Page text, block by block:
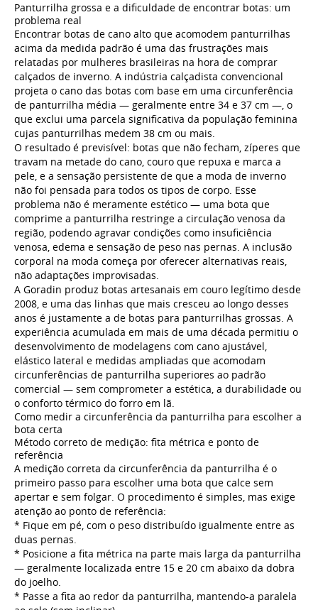
Panturrilha grossa e a dificuldade de encontrar botas: um
problema real
Encontrar botas de cano alto que acomodem panturrilhas
acima da medida padrão é uma das frustrações mais
relatadas por mulheres brasileiras na hora de comprar
calçados de inverno. A indústria calçadista convencional
projeta o cano das botas com base em uma circunferência
de panturrilha média — geralmente entre 34 e 37 cm —, o
que exclui uma parcela significativa da população feminina
cujas panturrilhas medem 38 cm ou mais.
O resultado é previsível: botas que não fecham, zíperes que
travam na metade do cano, couro que repuxa e marca a
pele, e a sensação persistente de que a moda de inverno
não foi pensada para todos os tipos de corpo. Esse
problema não é meramente estético — uma bota que
comprime a panturrilha restringe a circulação venosa da
região, podendo agravar condições como insuficiência
venosa, edema e sensação de peso nas pernas. A inclusão
corporal na moda começa por oferecer alternativas reais,
não adaptações improvisadas.
A Goradin produz botas artesanais em couro legítimo desde
2008, e uma das linhas que mais cresceu ao longo desses
anos é justamente a de botas para panturrilhas grossas. A
experiência acumulada em mais de uma década permitiu o
desenvolvimento de modelagens com cano ajustável,
elástico lateral e medidas ampliadas que acomodam
circunferências de panturrilha superiores ao padrão
comercial — sem comprometer a estética, a durabilidade ou
o conforto térmico do forro em lã.
Como medir a circunferência da panturrilha para escolher a
bota certa
Método correto de medição: fita métrica e ponto de
referência
A medição correta da circunferência da panturrilha é o
primeiro passo para escolher uma bota que calce sem
apertar e sem folgar. O procedimento é simples, mas exige
atenção ao ponto de referência:
* Fique em pé, com o peso distribuído igualmente entre as
duas pernas.
* Posicione a fita métrica na parte mais larga da panturrilha
— geralmente localizada entre 15 e 20 cm abaixo da dobra
do joelho.
* Passe a fita ao redor da panturrilha, mantendo-a paralela